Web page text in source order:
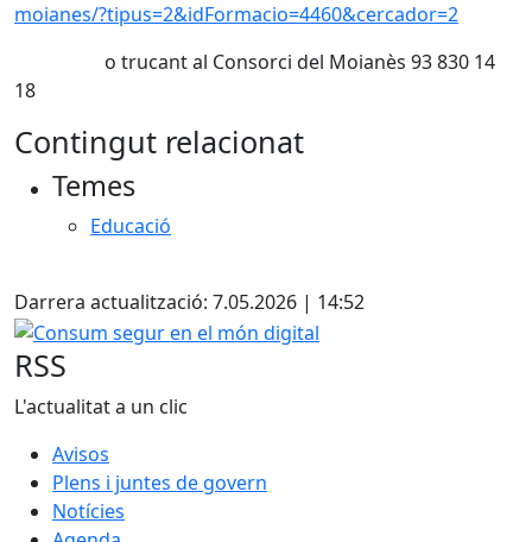
moianes/?tipus=2&idFormacio=4460&cercador=2
o trucant al Consorci del Moianès 93 830 14
18
Contingut relacionat
Temes
Educació
Darrera actualització: 7.05.2026 | 14:52
Consum segur en el món digital
RSS
L'actualitat a un clic
Avisos
Plens i juntes de govern
Notícies